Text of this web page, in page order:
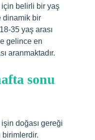
için belirli bir yaş
dinamik bir
35 yaş arası
gelince en
aranmaktadır.
sonu
işin doğası gereği
birimlerdir.